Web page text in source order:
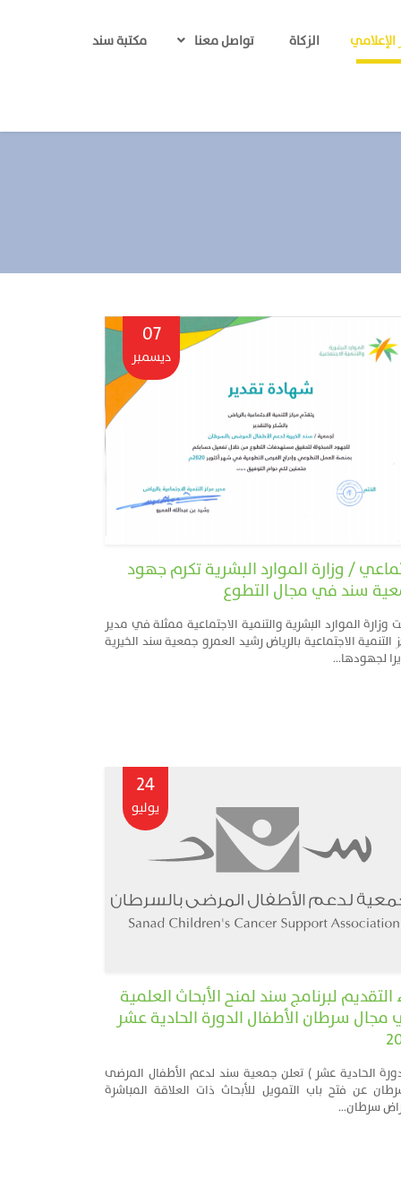
الإعلامي الزكاة تواصل معنا مكتبة سند
07
ديسمبر
/ وزارة الموارد البشرية تكرم جهود
سند في مجال التطوع
وزارة الموارد البشرية والتنمية الاجتماعية ممثلة في مدير
التنمية الاجتماعية بالرياض رشيد العمرو جمعية سند الخيرية
لجهودها...
24
يوليو
التقديم لبرنامج سند لمنح الأبحاث العلمية
سرطان الأطفال الدورة الحادية عشر
الحادية عشر ) تعلن جمعية سند لدعم الأطفال المرضى
عن فتح باب التمويل للأبحاث ذات العلاقة المباشرة
سرطان...